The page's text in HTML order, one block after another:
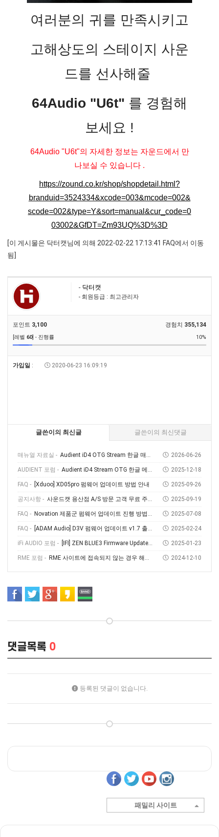
여러분의 귀를 만족시키고
고해상도의 스테이지 사운
드를 선사해줄
64Audio "U6t" 를 경험해
보세요 !
64Audio "U6t"의 자세한 정보는 자운드에서 만
나보실 수 있습니다 .
https://zound.co.kr/shop/shopdetail.html?
branduid=3524334&xcode=003&mcode=002&
scode=002&type=Y&sort=manual&cur_code=0
03002&GfDT=Zm93UQ%3D%3D
[이 게시물은 닥터캣님에 의해 2022-02-22 17:13:41 FAQ에서 이동
됨]
- 닥터캣
- 회원등급 : 최고관리자
포인트 3,100 경험치 355,134
[레벨 60] - 진행률 10%
가입일 : 2020-06-23 16:09:19
글쓴이의 최신글 글쓴이의 최신댓글
매뉴얼 자료실 - Audient iD4 OTG Stream 한글 매뉴얼 2026-06-26
AUDIENT 포럼 - Audient iD4 Stream OTG 한글 메뉴얼 다운로드 및 사용 방법 2025-12-18
FAQ - [Xduoo] XD05pro 펌웨어 업데이트 방법 안내 2025-09-26
공지사항 - 사운드캣 용산점 A/S 방문 고객 무료 주차 안내 2025-09-19
FAQ - Novation 제품군 펌웨어 업데이트 진행 방법 (Feat, Novation Components) 2025-07-08
FAQ - [ADAM Audio] D3V 펌웨어 업데이트 v1.7 출시! 소개부터 설치 방법까지 2025-02-24
iFi AUDIO 포럼 - [IFI] ZEN BLUE3 Firmware Update V1.69 2025-01-23
RME 포럼 - RME 사이트에 접속되지 않는 경우 해결방법 2024-12-10
댓글목록 0
등록된 댓글이 없습니다.
패밀리 사이트